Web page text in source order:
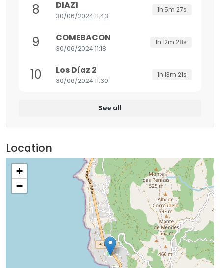
8 DIAZ1
30/06/2024 11:43
1h 5m 27s
9 COMEBACON
30/06/2024 11:18
1h 12m 28s
10 Los Díaz 2
30/06/2024 11:30
1h 13m 21s
See all
Location
+
−